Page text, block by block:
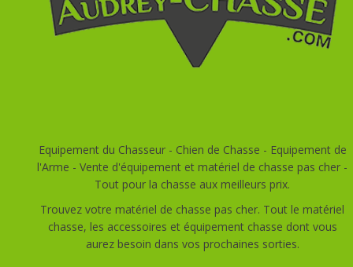
Equipement du Chasseur - Chien de Chasse - Equipement de
l'Arme - Vente d'équipement et matériel de chasse pas cher -
Tout pour la chasse aux meilleurs prix.
Trouvez votre matériel de chasse pas cher. Tout le matériel
chasse, les accessoires et équipement chasse dont vous
aurez besoin dans vos prochaines sorties.